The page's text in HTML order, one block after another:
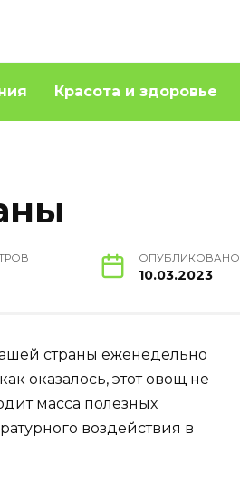
Красота и здоровье
ОПУБЛИКОВАНО
10.03.2023
страны еженедельно
оказалось, этот овощ не
масса полезных
воздействия в